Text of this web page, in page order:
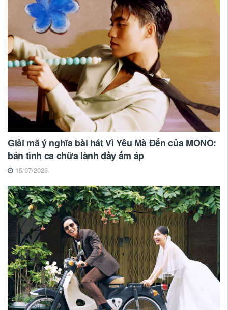
Giải mã ý nghĩa bài hát Vì Yêu Mà Đến của MONO:
bản tình ca chữa lành đầy ấm áp
15/07/2026